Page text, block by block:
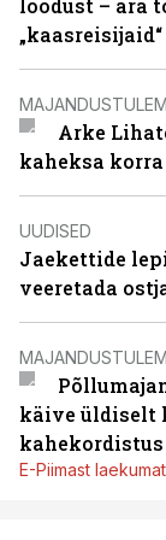
loodust – ära
„kaasreisijaid“
Arke
kaheksa korra
UUDISED
Jaekettide
veeretada
käive üldiselt
E-Piimast